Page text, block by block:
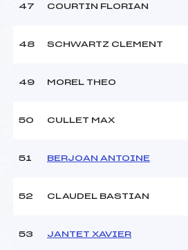
47 COURTIN FLORIAN
48 SCHWARTZ CLEMENT
49 MOREL THEO
50 CULLET MAX
51 BERJOAN ANTOINE
52 CLAUDEL BASTIAN
53 JANTET XAVIER